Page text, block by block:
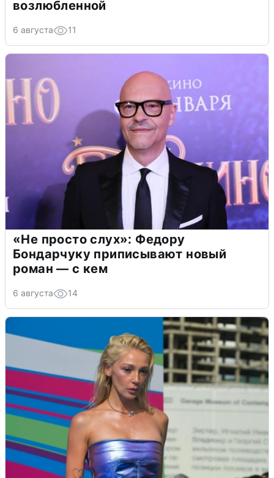
возлюбленной
6 августа 11
«Не просто слух»: Федору
Бондарчуку приписывают новый
роман — с кем
6 августа 14